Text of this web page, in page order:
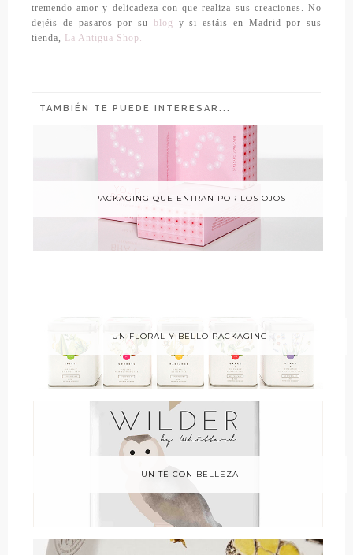
tremendo amor y delicadeza con que realiza sus creaciones. No
dejéis de pasaros por su blog
y si estáis en Madrid por sus
tienda,
La Antigua Shop.
TAMBIÉN TE PUEDE INTERESAR...
PACKAGING QUE ENTRAN POR LOS OJOS
UN FLORAL Y BELLO PACKAGING
UN TE CON BELLEZA